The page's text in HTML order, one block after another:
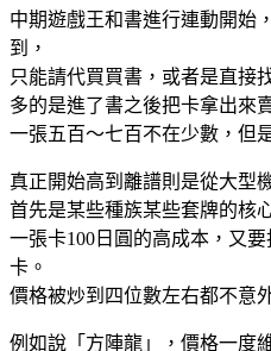
中期遊戲王和書進行連動開始
到，
只能請代買買書，或者是直接
多的是進了書之後把卡拿出來
一張五百～七百不在少數，但
真正開始高到離譜則是從大型
首先是某些種族某些套牌的核
一張卡100日圓的高成本，又
卡。
價格被炒到四位數左右都不意
例如說「方陣龍」，價格一度